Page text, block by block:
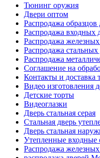
Тюнинг оружия
Двери оптом
Распродажа образцов
Распродажа входных
Распродажа
Распродажа стальных
Распродажа
Соглашение на
Контакты и доставка
Видео изготовления
Детские торты
Видеоглазки
Дверь стальная серая
Стальная дверь
Дверь стальная
Утепленные входные
Распродажа